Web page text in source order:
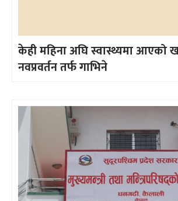
केही महिना अघि स्वास्थ्यमा आएको
नवप्रवर्तन तर्फ गाभिने